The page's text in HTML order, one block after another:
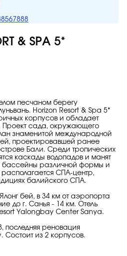
& SPA 5*
песчаном берегу
Horizon Resort & Spa 5*
корпусов и обладает
Проект сада, окружающего
знаменитой международной
проектировавшей ранее
Бали. Среди тропических
каскады водопадов и манят
бассейны различной формы и
СПА-центр,
балийского СПА.
бей, в 34 км от аэропорта
до г. Санья - 14 км. Отель
Yalongbay Center Sanya.
последняя реновация
Состоит из 2 корпусов.